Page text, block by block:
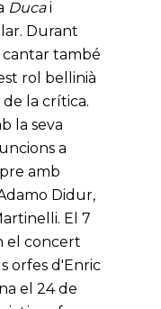
Ducai
Durant
també
rol bellinià
la crítica.
la seva
a
amb
Didur,
El 7
el concert
orfes d'Enric
el 24 de